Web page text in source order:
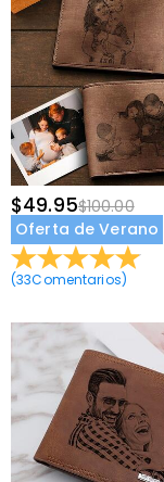
$49.95$100.00
Oferta de Verano
(33Comentarios)